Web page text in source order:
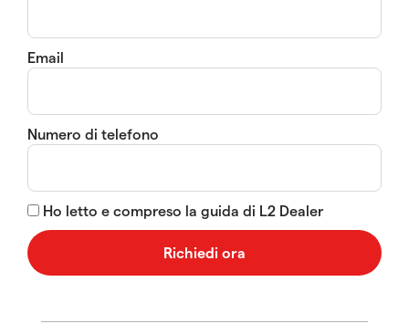
Email
Numero di telefono
Ho letto e compreso la guida di L2 Dealer